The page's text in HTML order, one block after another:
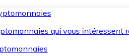
qui vous intéressent